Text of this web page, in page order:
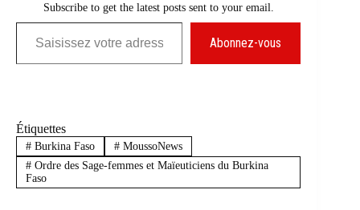
Subscribe to get the latest posts sent to your email.
Saisissez votre adresse e-mail…
Abonnez-vous
Étiquettes
#Burkina Faso #MoussoNews
#Ordre des Sage-femmes et Maïeuticiens du Burkina
Faso